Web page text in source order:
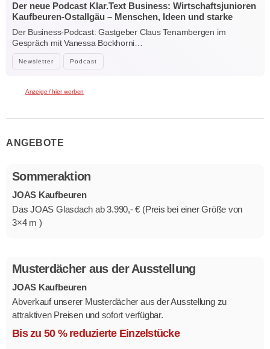
Newsletter Podcast
Der neue Podcast Klar.Text Business: Wirtschaftsjunioren
Kaufbeuren-Ostallgäu – Menschen, Ideen und starke
Verbindungen
Der Business-Podcast: Gastgeber Claus Tenambergen im
Gespräch mit Vanessa Bockhorni…
Anzeige / hier werben
ANGEBOTE
Sommeraktion
JOAS Kaufbeuren
Das JOAS Glasdach ab 3.990,- € (Preis bei einer Größe von
3×4 m )
Musterdächer aus der Ausstellung
JOAS Kaufbeuren
Abverkauf unserer Musterdächer aus der Ausstellung zu
attraktiven Preisen und sofort verfügbar.
Mehrere Modelle in verschiedenen Ausführungen.
Bis zu 50 % reduzierte Einzelstücke